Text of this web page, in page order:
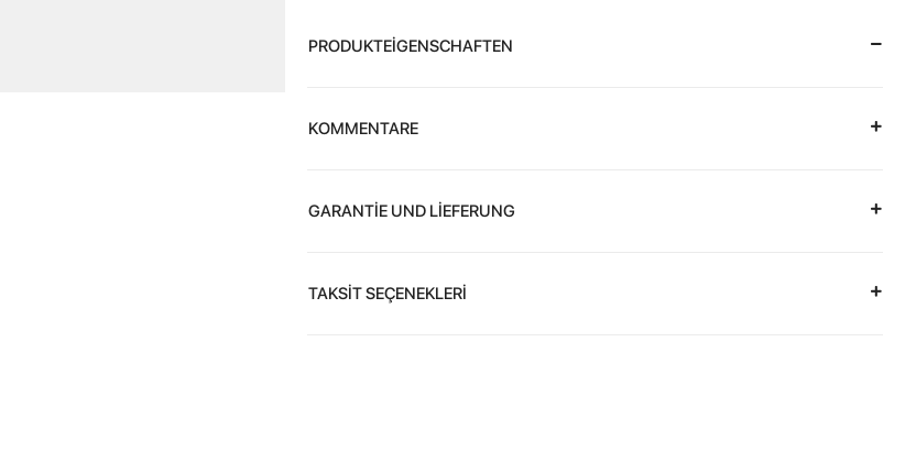
PRODUKTEİGENSCHAFTEN
KOMMENTARE
GARANTİE UND LİEFERUNG
TAKSİT SEÇENEKLERİ